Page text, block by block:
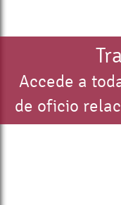
Accede a
de oficio